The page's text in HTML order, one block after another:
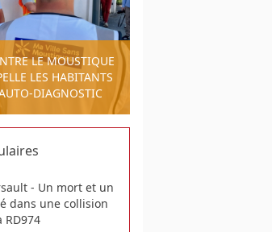
LE MOUSTIQUE
LES HABITANTS
DIAGNOSTIC
- Un mort et un
dans une collision
RD974